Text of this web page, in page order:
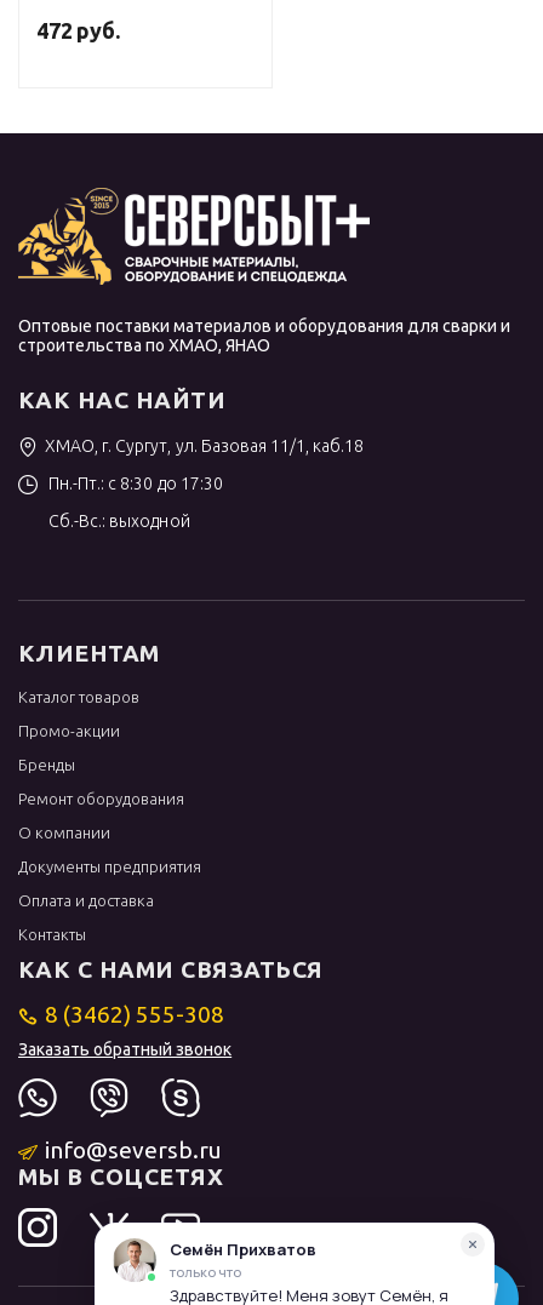
472 руб.
Оптовые поставки материалов и оборудования для сварки и
строительства по ХМАО, ЯНАО
КАК НАС НАЙТИ
ХМАО, г. Сургут, ул. Базовая 11/1, каб.18
Пн.-Пт.: с 8:30 до 17:30
Сб.-Вс.: выходной
КЛИЕНТАМ
Каталог товаров
Промо-акции
Бренды
Ремонт оборудования
О компании
Документы предприятия
Оплата и доставка
Контакты
КАК С НАМИ СВЯЗАТЬСЯ
8 (3462) 555-308
Заказать обратный звонок
info@seversb.ru
МЫ В СОЦСЕТЯХ